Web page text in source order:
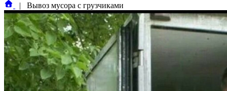
| Вывоз мусора с грузчиками